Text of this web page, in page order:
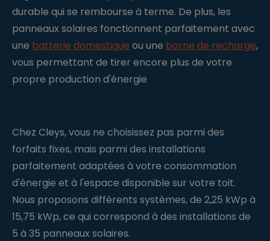
durable qui se rembourse à terme. De plus, les
panneaux solaires fonctionnent parfaitement avec
une batterie domestique ou une borne de recharge,
vous permettant de tirer encore plus de votre
propre production d'énergie
Chez Cleys, vous ne choisissez pas parmi des
forfaits fixes, mais parmi des installations
parfaitement adaptées à votre consommation
d'énergie et à l'espace disponible sur votre toit.
Nous proposons différents systèmes, de 2,25 kWp à
15,75 kWp, ce qui correspond à des installations de
5 à 35 panneaux solaires.